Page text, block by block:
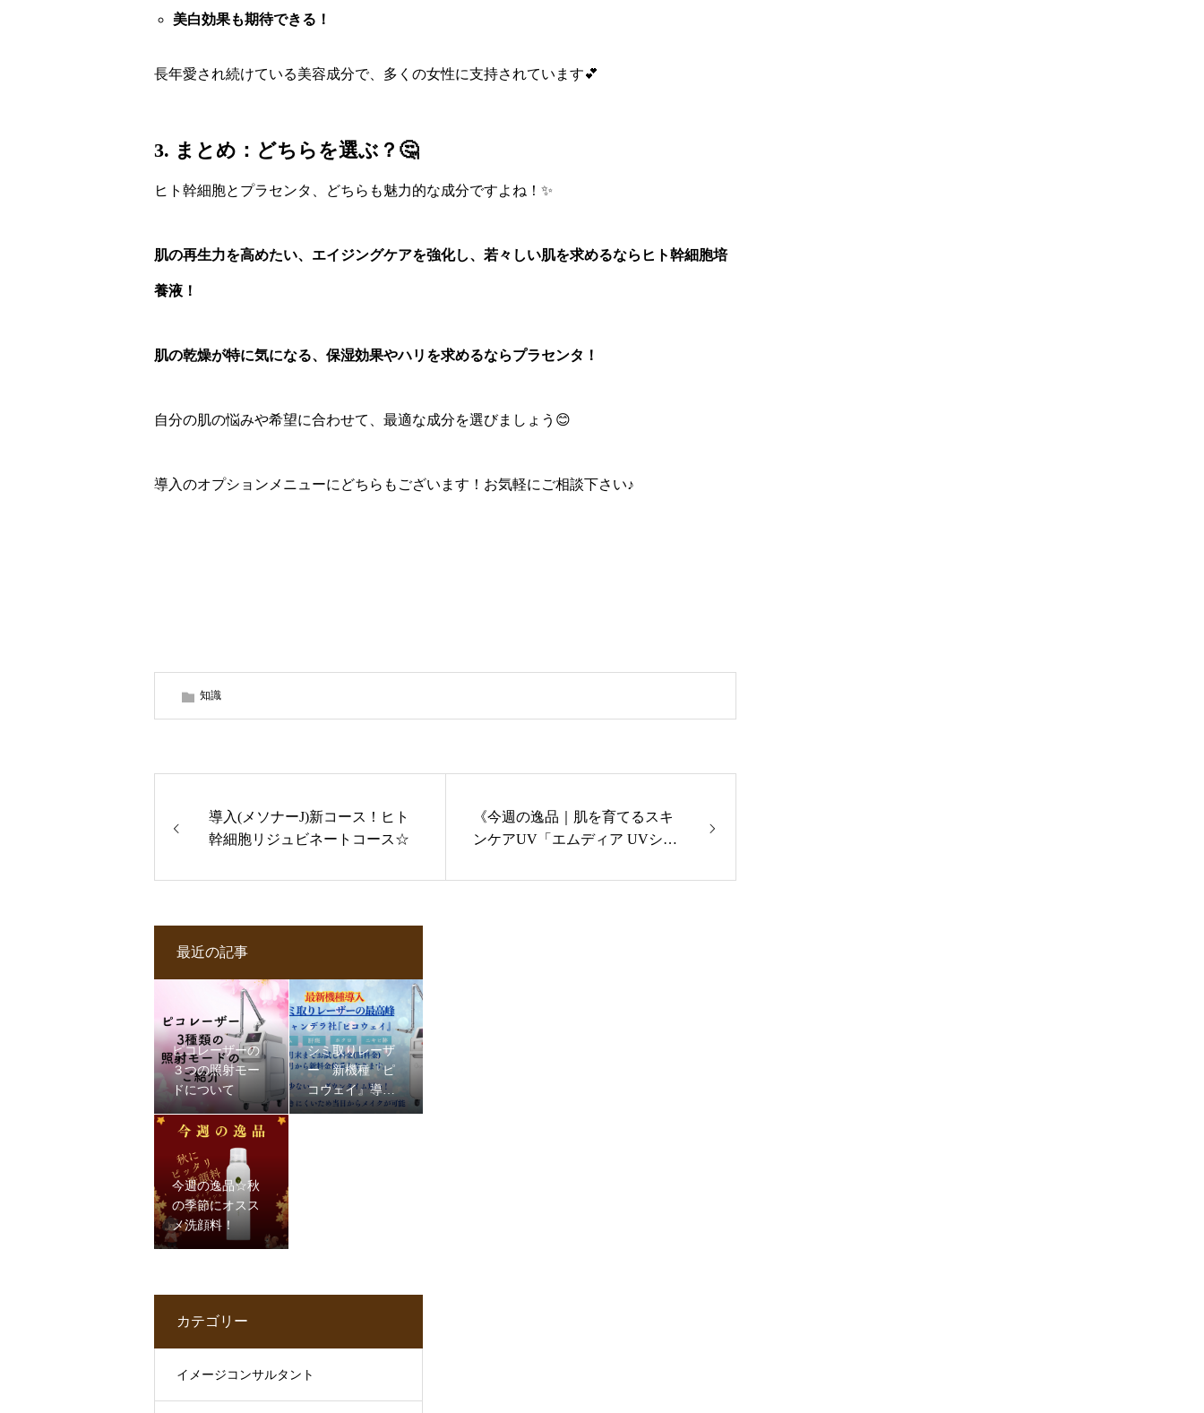
美白効果も期待できる！
長年愛され続けている美容成分で、多くの女性に支持されています💕
3. まとめ：どちらを選ぶ？🤔
ヒト幹細胞とプラセンタ、どちらも魅力的な成分ですよね！✨
肌の再生力を高めたい、エイジングケアを強化し、若々しい肌を求めるならヒト幹細胞培
養液！
肌の乾燥が特に気になる、保湿効果やハリを求めるならプラセンタ！
自分の肌の悩みや希望に合わせて、最適な成分を選びましょう😊
導入のオプションメニューにどちらもございます！お気軽にご相談下さい♪
知識
導入(メソナーJ)新コース！ヒト
幹細胞リジュビネートコース☆
《今週の逸品｜肌を育てるスキ
ンケアUV「エムディア UVシル
最近の記事
ピコレーザーの
３つの照射モー
ドについて
シミ取りレーザ
ー 新機種『ピ
コウェイ』導
入！！
今週の逸品☆秋
の季節にオスス
メ洗顔料！
カテゴリー
イメージコンサルタント